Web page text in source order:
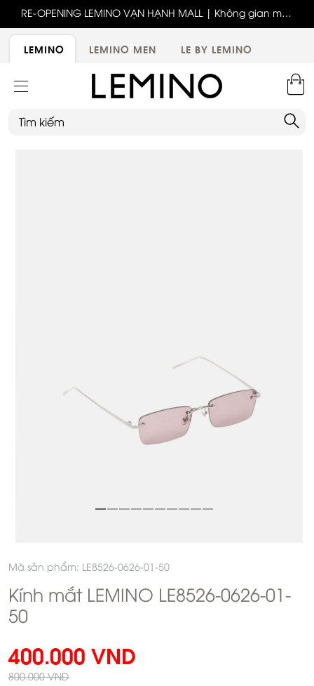
RE-OPENING LEMINO VẠN HẠNH MALL | Không gian mới,
trải nghiệm mới, ưu đãi tri ân đặc biệt
LEMINO
LEMINO MEN LE BY LEMINO
Mã sản phẩm: LE8526-0626-01-50
Kính mắt LEMINO LE8526-0626-01-
50
400.000 VND
800.000 VND